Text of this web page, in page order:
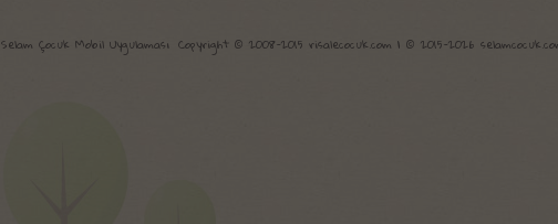
Selam Çocuk Mobil Uygulaması Copyright © 2008-2015 risalecocuk.com | © 2015-2026